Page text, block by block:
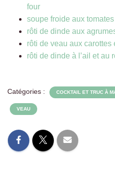
four
soupe froide aux
rôti de dinde aux
rôti de veau aux carottes
rôti de dinde à l’ail et au
Catégories : COCKTAIL ET TRUC À
VEAU